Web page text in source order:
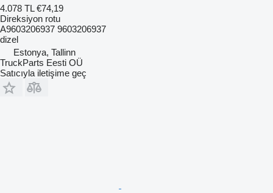
4.078 TL €74,19
Direksiyon rotu
A9603206937 9603206937
dizel
Estonya, Tallinn
TruckParts Eesti OÜ
Satıcıyla iletişime geç